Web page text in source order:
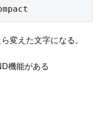
変えた文字になる。
機能がある